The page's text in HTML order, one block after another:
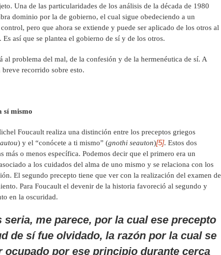
Una de las particularidades de los análisis de la década de 1980
dominio por la de gobierno, el cual sigue obedeciendo a un
pero que ahora se extiende y puede ser aplicado de los otros al
así que se plantea el gobierno de sí y de los otros.
al problema del mal, de la confesión y de la hermenéutica de sí. A
recorrido sobre esto.
sí mismo
Foucault realiza una distinción entre los preceptos griegos
) y el “conócete a ti mismo” (gnothi seauton)[5]. Estos dos
más o menos específica. Podemos decir que el primero era un
a los cuidados del alma de uno mismo y se relaciona con los
El segundo precepto tiene que ver con la realización del examen de
Para Foucault el devenir de la historia favoreció al segundo y
en la oscuridad.
seria, me parece, por la cual ese precepto
de sí fue olvidado, la razón por la cual se
ocupado por ese principio durante cerca